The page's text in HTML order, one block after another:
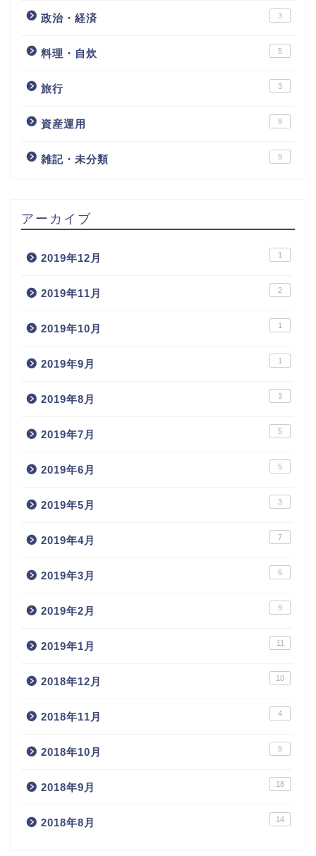
政治・経済 3
料理・自炊 5
旅行 3
資産運用 9
雑記・未分類 9
アーカイブ
2019年12月 1
2019年11月 2
2019年10月 1
2019年9月 1
2019年8月 3
2019年7月 5
2019年6月 5
2019年5月 3
2019年4月 7
2019年3月 6
2019年2月 9
2019年1月 11
2018年12月 10
2018年11月 4
2018年10月 9
2018年9月 18
2018年8月 14